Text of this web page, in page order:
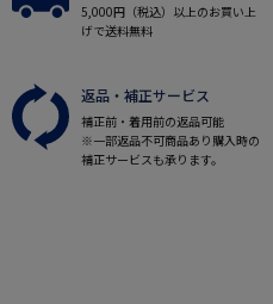
5,000円（税込）以上のお買い上
げで送料無料
返品・補正サービス
補正前・着用前の返品可能
※一部返品不可商品あり購入時の
補正サービスも承ります。